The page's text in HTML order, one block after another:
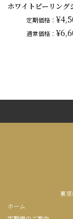
ホワイトピーリング
定期価格：
通常価格：
東
ホーム